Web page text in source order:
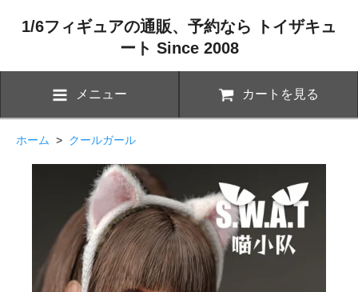
1/6フィギュアの通販、予約なら トイザキュ
ート Since 2008
メニュー カートを見る
ホーム > クールガール